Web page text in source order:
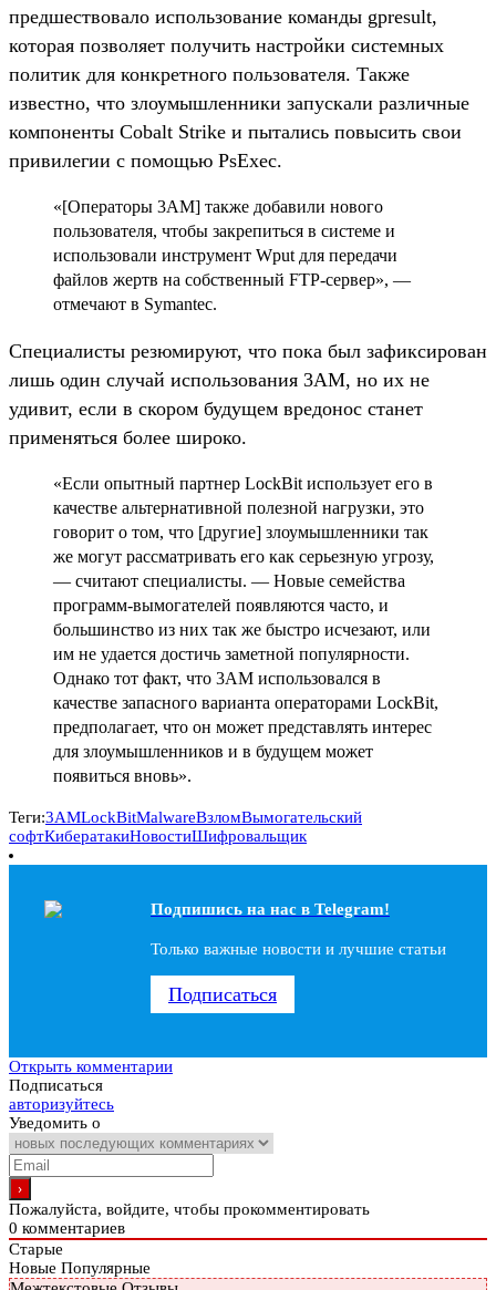
предшествовало использование команды gpresult,
которая позволяет получить настройки системных
политик для конкретного пользователя. Также
известно, что злоумышленники запускали различные
компоненты Cobalt Strike и пытались повысить свои
привилегии с помощью PsExec.
«[Операторы 3AM] также добавили нового
пользователя, чтобы закрепиться в системе и
использовали инструмент Wput для передачи
файлов жертв на собственный FTP-сервер», —
отмечают в Symantec.
Специалисты резюмируют, что пока был зафиксирован
лишь один случай использования 3AM, но их не
удивит, если в скором будущем вредонос станет
применяться более широко.
«Если опытный партнер LockBit использует его в
качестве альтернативной полезной нагрузки, это
говорит о том, что [другие] злоумышленники так
же могут рассматривать его как серьезную угрозу,
— считают специалисты. — Новые семейства
программ-вымогателей появляются часто, и
большинство из них так же быстро исчезают, или
им не удается достичь заметной популярности.
Однако тот факт, что 3AM использовался в
качестве запасного варианта операторами LockBit,
предполагает, что он может представлять интерес
для злоумышленников и в будущем может
появиться вновь».
Теги:3AMLockBitMalwareВзломВымогательский
софтКибератакиНовостиШифровальщик
Подпишись на наc в Telegram!
Только важные новости и лучшие статьи
Подписаться
Открыть комментарии
Подписаться
авторизуйтесь
Уведомить о
Пожалуйста, войдите, чтобы прокомментировать
0 комментариев
Старые
Новые Популярные